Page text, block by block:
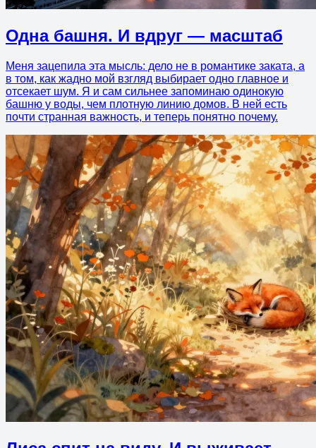
Одна башня. И вдруг — масштаб
Меня зацепила эта мысль: дело не в романтике заката, а
в том, как жадно мой взгляд выбирает одно главное и
отсекает шум. Я и сам сильнее запоминаю одинокую
башню у воды, чем плотную линию домов. В ней есть
почти странная важность, и теперь понятно почему.